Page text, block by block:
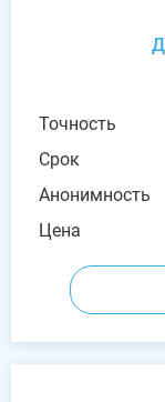
Точность
Срок
Анонимность
Цена